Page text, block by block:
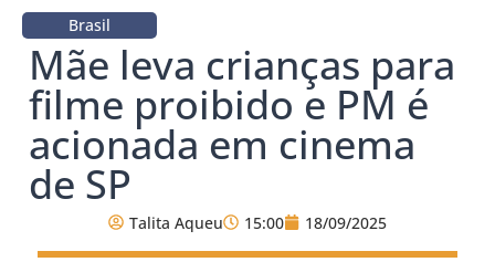
Brasil
Mãe leva crianças para
filme proibido e PM é
acionada em cinema
de SP
Talita Aqueu 15:00 18/09/2025